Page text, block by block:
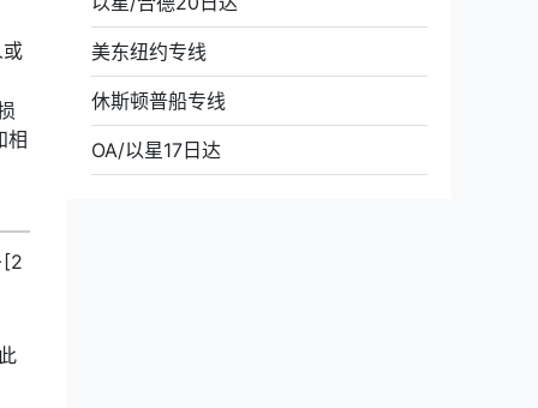
相
美东纽约专线
休斯顿普船专线
OA/以星17日达